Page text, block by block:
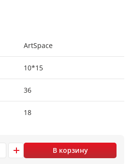
ArtSpace
10*15
36
18
В корзину